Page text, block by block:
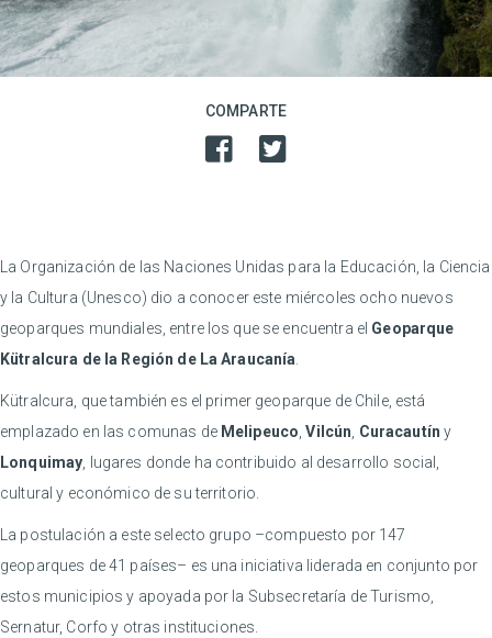
COMPARTE
La Organización de las Naciones Unidas para la Educación, la Ciencia
y la Cultura (Unesco) dio a conocer este miércoles ocho nuevos
geoparques mundiales, entre los que se encuentra el Geoparque
Kütralcura de la Región de La Araucanía
Kütralcura, que también es el primer geoparque de Chile, está
emplazado en las comunas de Melipeuco ,Vilcún Curacautín y
Lonquimay , lugares donde ha contribuido al desarrollo social,
cultural y económico de su territorio.
La postulación a este selecto grupo –compuesto por 147
geoparques de 41 países– es una iniciativa liderada en conjunto por
estos municipios y apoyada por la Subsecretaría de Turismo,
Sernatur, Corfo y otras instituciones.